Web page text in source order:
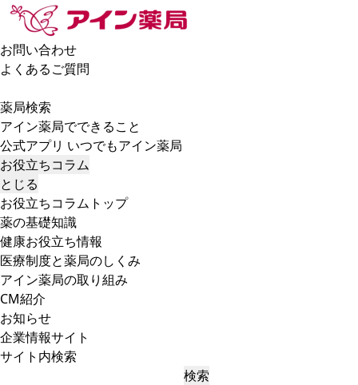
お問い合わせ
よくあるご質問
薬局検索
アイン薬局でできること
公式アプリ いつでもアイン薬局
お役立ちコラム
とじる
お役立ちコラムトップ
薬の基礎知識
健康お役立ち情報
医療制度と薬局のしくみ
アイン薬局の取り組み
CM紹介
お知らせ
企業情報サイト
サイト内検索
検索